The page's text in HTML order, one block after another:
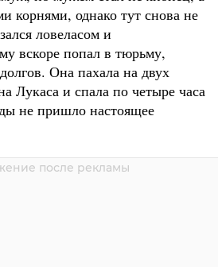
корнями, однако тут снова не
ловеласом и
вскоре попал в тюрьму,
Она пахала на двух
Лукаса и спала по четыре часа
не пришло настоящее